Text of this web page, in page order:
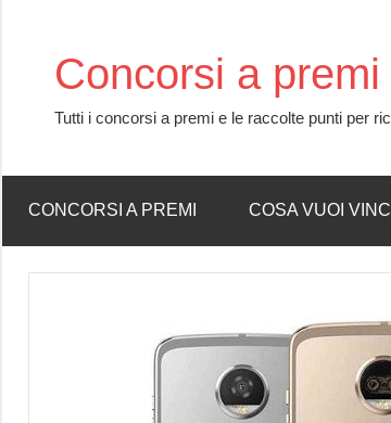
contentConcorsi a premi
Tutti i concorsi a premi e le raccolte punti per
CONCORSI A PREMI COSA VUOI